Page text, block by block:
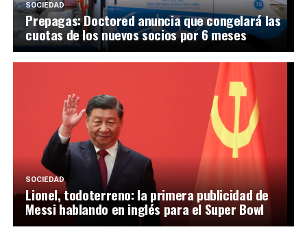
SOCIEDAD
Prepagas: Doctored anuncia que congelará las
cuotas de los nuevos socios por 6 meses
SOCIEDAD
Lionel, todoterreno: la primera publicidad de
Messi hablando en inglés para el Super Bowl